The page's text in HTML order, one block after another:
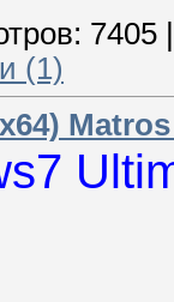
7405
(1)